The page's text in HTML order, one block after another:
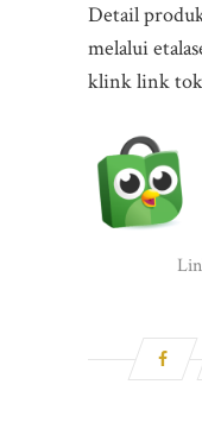
Detail
melalui
klink link